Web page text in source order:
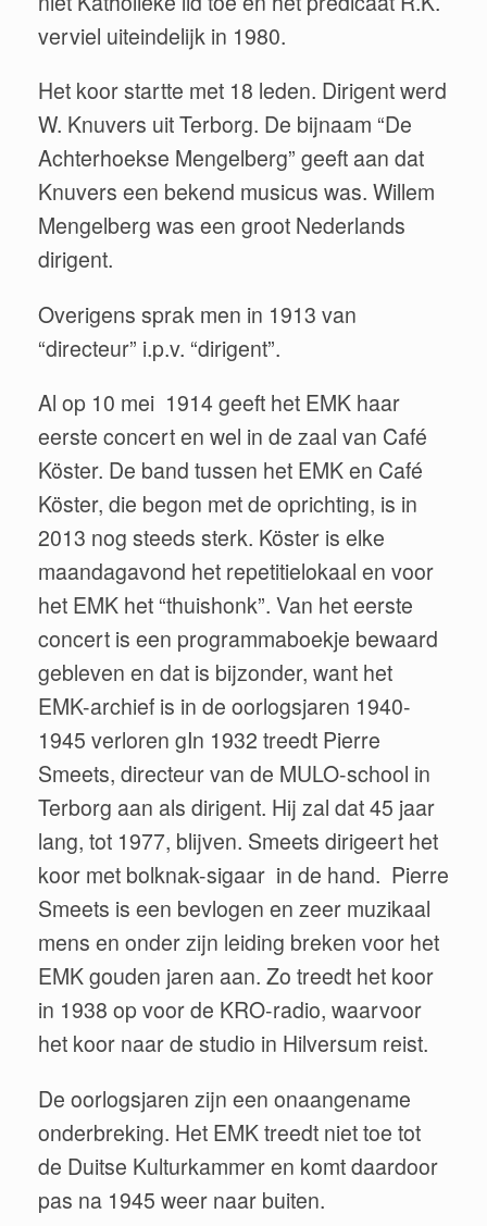
verviel uiteindelijk in 1980.
Het koor startte met 18 leden. Dirigent werd
W. Knuvers uit Terborg. De bijnaam “De
Achterhoekse Mengelberg” geeft aan dat
Knuvers een bekend musicus was. Willem
Mengelberg was een groot Nederlands
dirigent.
Overigens sprak men in 1913 van
“directeur” i.p.v. “dirigent”.
Al op 10 mei 1914 geeft het EMK haar
eerste concert en wel in de zaal van Café
Köster. De band tussen het EMK en Café
Köster, die begon met de oprichting, is in
2013 nog steeds sterk. Köster is elke
maandagavond het repetitielokaal en voor
het EMK het “thuishonk”. Van het eerste
concert is een programmaboekje bewaard
gebleven en dat is bijzonder, want het
EMK-archief is in de oorlogsjaren 1940-
1945 verloren gIn 1932 treedt Pierre
Smeets, directeur van de MULO-school in
Terborg aan als dirigent. Hij zal dat 45 jaar
lang, tot 1977, blijven. Smeets dirigeert het
koor met bolknak-sigaar in de hand. Pierre
Smeets is een bevlogen en zeer muzikaal
mens en onder zijn leiding breken voor het
EMK gouden jaren aan. Zo treedt het koor
in 1938 op voor de KRO-radio, waarvoor
het koor naar de studio in Hilversum reist.
De oorlogsjaren zijn een onaangename
onderbreking. Het EMK treedt niet toe tot
de Duitse Kulturkammer en komt daardoor
pas na 1945 weer naar buiten.